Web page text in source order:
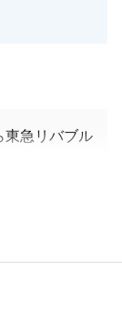
東急リバブル
たものの、
引を終える
。